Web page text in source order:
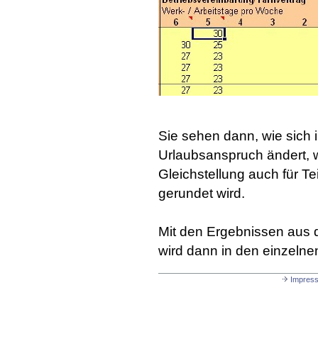
Sie sehen dann, wie sich
Urlaubsanspruch ändert,
Gleichstellung auch für
gerundet wird.
Mit den Ergebnissen aus
wird dann in den